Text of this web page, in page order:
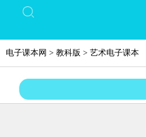
电子课本网 > 教科版 > 艺术电子课本